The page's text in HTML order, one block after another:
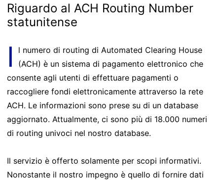
Riguardo al ACH Routing Number
statunitense
I
l numero di routing di Automated Clearing House
(ACH) è un sistema di pagamento elettronico che
consente agli utenti di effettuare pagamenti o
raccogliere fondi elettronicamente attraverso la rete
ACH. Le informazioni sono prese su di un database
aggiornato. Attualmente, ci sono più di 18.000 numeri
di routing univoci nel nostro database.
Il servizio è offerto solamente per scopi informativi.
Nonostante il nostro impegno è quello di fornire dati